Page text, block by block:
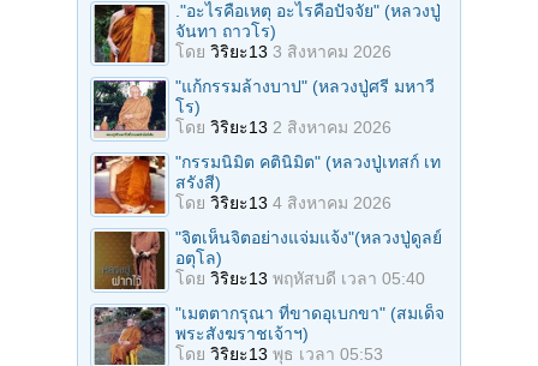
."อะไรคือเหตุ อะไรคือปัจจัย" (หลวงปู่
จันทา ถาวโร)
โดย วิริยะ13 3 สิงหาคม 2026
"แก้กรรมล้างบาป" (หลวงปู่ศรี มหาวี
โร)
โดย วิริยะ13 2 สิงหาคม 2026
"กรรมนิมิต คตินิมิต" (หลวงปู่เทสก์ เท
สรังสี)
โดย วิริยะ13 4 สิงหาคม 2026
"จิตเห็นจิตอย่างแจ่มแจ้ง"(หลวงปู่ดูลย์
อตุโล)
โดย วิริยะ13 พฤหัสบดี เวลา 05:40
"เมตตากรุณา ที่ขาดอุเบกขา" (สมเด็จ
พระสังฆราชเจ้าฯ)
โดย วิริยะ13 พุธ เวลา 05:53